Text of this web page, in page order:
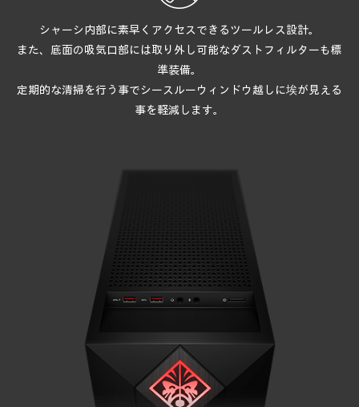
シャーシ内部に素早くアクセスできるツールレス設計。
また、底面の吸気口部には取り外し可能なダストフィルターも標
準装備。
定期的な清掃を行う事でシースルーウィンドウ越しに埃が見える
事を軽減します。